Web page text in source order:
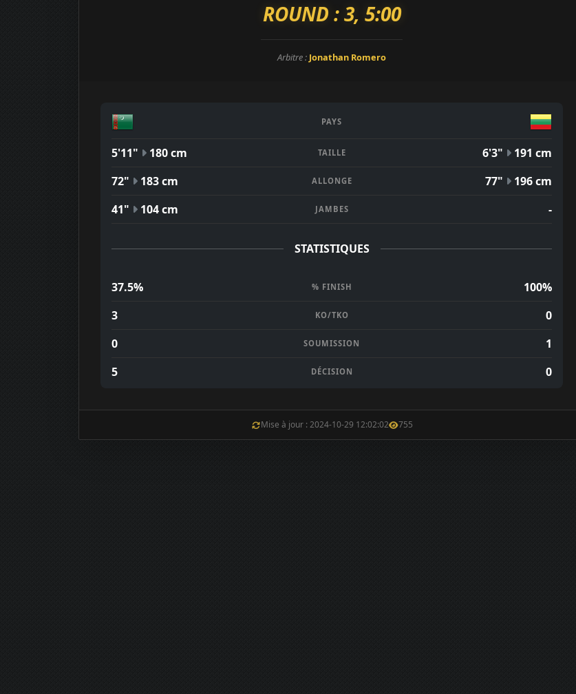
ROUND : 3, 5:00
Arbitre : Jonathan Romero
PAYS
5'11" 180 cm TAILLE 6'3"
191 cm
72"
183 cm ALLONGE 77"
196 cm
41"
104 cm JAMBES -
STATISTIQUES
37.5% % FINISH
100%
3
KO/TKO
0
0
SOUMISSION
1
5
DÉCISION 0
Mise à jour : 2024-10-29 12:02:02 755